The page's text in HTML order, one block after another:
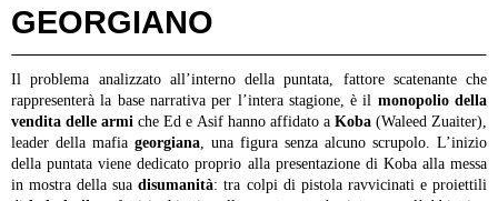
GEORGIANO
Il problema analizzato all’interno della puntata, fattore scatenante che
rappresenterà la base narrativa per l’intera stagione, è il monopolio della
vendita delle armi che Ed e Asif hanno affidato a Koba(Waleed Zuaiter),
leader della mafia georgiana , una figura senza alcuno scrupolo. L’inizio
della puntata viene dedicato proprio alla presentazione di Koba alla messa
in mostra della suadisumanità: tra colpi di pistola ravvicinati e proiettili